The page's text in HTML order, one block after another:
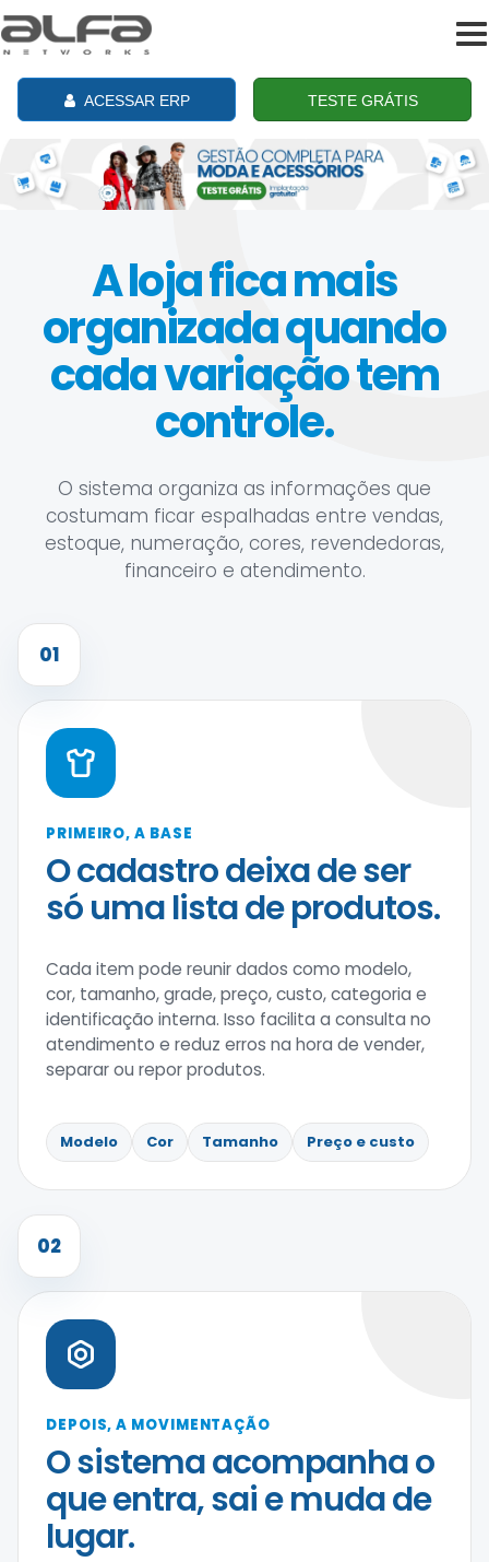
ACESSAR ERP TESTE GRÁTIS
A loja fica mais
organizada quando
cada variação tem
controle.
O sistema organiza as informações que
costumam ficar espalhadas entre vendas,
estoque, numeração, cores, revendedoras,
financeiro e atendimento.
01
PRIMEIRO, A BASE
O cadastro deixa de ser
só uma lista de produtos.
Cada item pode reunir dados como modelo,
cor, tamanho, grade, preço, custo, categoria e
identificação interna. Isso facilita a consulta no
atendimento e reduz erros na hora de vender,
separar ou repor produtos.
Modelo Cor Tamanho Preço e custo
02
DEPOIS, A MOVIMENTAÇÃO
O sistema acompanha o
que entra, sai e muda de
lugar.